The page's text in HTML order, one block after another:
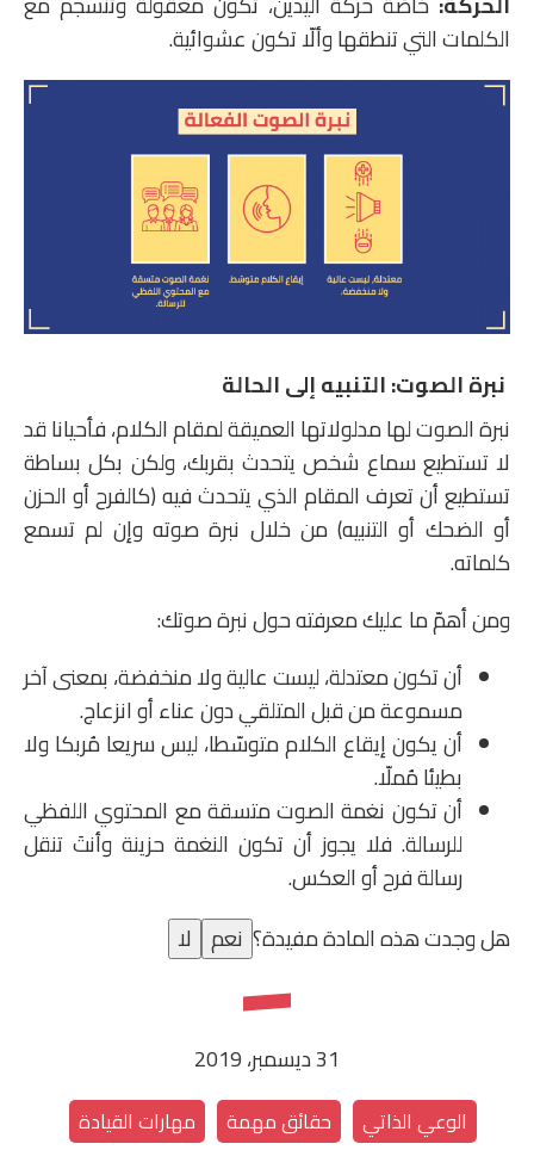
الكلمات التي تنطقها وألّا تكون عشوائية.
نبرة الصوت: التنبيه إلى الحالة
نبرة الصوت لها مدلولاتها العميقة لمقام الكلام، فأحيانا قد
لا تستطيع سماع شخص يتحدث بقربك، ولكن بكل بساطة
تستطيع أن تعرف المقام الذي يتحدث فيه (كالفرح أو الحزن
أو الضحك أو التنبيه) من خلال نبرة صوته وإن لم تسمع
كلماته.
ومن أهمّ ما عليك معرفته حول نبرة صوتك:
أن تكون معتدلة، ليست عالية ولا منخفضة، بمعنى آخر
مسموعة من قبل المتلقي دون عناء أو انزعاج.
أن يكون إيقاع الكلام متوسّطا، ليس سريعا مُربكا ولا
بطيئا مُملّا.
أن تكون نغمة الصوت متسقة مع المحتوي اللفظي
للرسالة. فلا يجوز أن تكون النغمة حزينة وأنتَ تنقل
رسالة فرح أو العكس.
هل وجدت هذه المادة مفيدة؟ نعم لا
31 ديسمبر، 2019
الوعي الذاتي حقائق مهمة مهارات القيادة